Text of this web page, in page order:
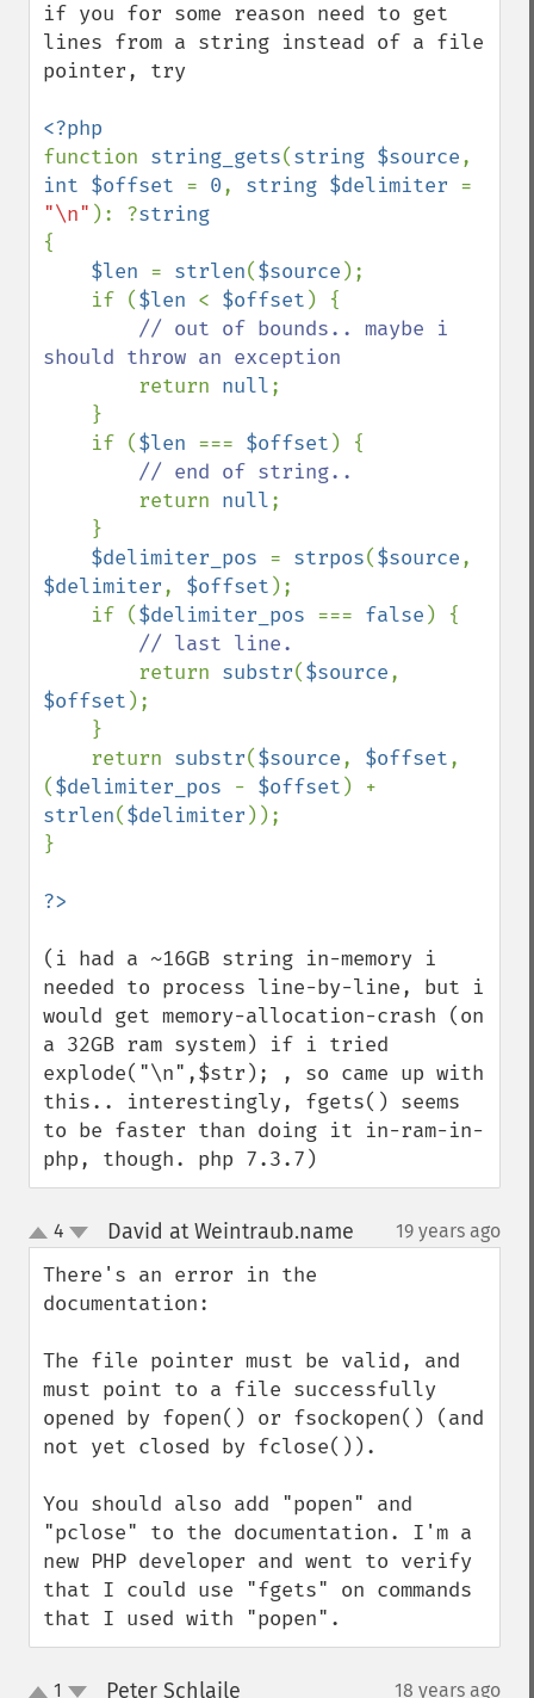
if you for some reason need to get
lines from a string instead of a file
pointer, try
function string_gets(string $source
int $offset = 0, string $delimiter
"\n" ): ?
{
$len = strlen($source );
    if (
$len < $offset ) {
// out of bounds.. maybe i
should throw an exception
return null;
    if (
$len === $offset ) {
// end of string..
return null;
$delimiter_pos = strpos($source
$delimiter, $offset );
    if (
$delimiter_pos === false ) {
// last line.
return substr($source
$offset );
    return
substr($source, $offset,
($delimiter_pos - $offset
strlen($delimiter ));
}
(i had a ~16GB string in-memory i
needed to process line-by-line, but i
would get memory-allocation-crash (on
a 32GB ram system) if i tried
explode("\n",$str); , so came up with
this.. interestingly, fgets() seems
to be faster than doing it in-ram-in-
php, though. php 7.3.7)
up
down
4 David at Weintraub.name 19 years ago
There's an error in the
documentation:
The file pointer must be valid, and
must point to a file successfully
opened by fopen() or fsockopen() (and
not yet closed by fclose()).
You should also add "popen" and
"pclose" to the documentation. I'm a
new PHP developer and went to verify
that I could use "fgets" on commands
that I used with "popen".
1 Peter Schlaile 18 years ago